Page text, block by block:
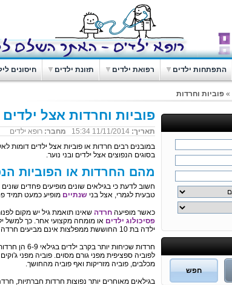
התפתחות ילדים רפואת ילדים תזונת ילדים חיסונים
» פוביות וחרדות
פוביות וחרדות אצל
תאריך: מחבר: רופא ילדים
במובנים רבים חרדות או פוביות אצל ילדים דומות
בסוגים הנפוצים אצל ילדים ובני נוער.
מהם החרדות או הפוביות
חשוב לדעת כי בגילאים שונים מופיעים פחדים
טבעית לגמרי, אצל בני שנתיים מופיע כמעט תמיד
כאשר מופיעה חרדה שאינו תואמת גיל יש מקום
פסיכולוג ילדים
ילדה בת 10 החוששת ממפלצות אינם מביעים חרדה טבעית לגילם.
חרדות שכיחות
לפוביה ספציפית מפני גורם מסוים. פוביה מפני
מכלבים, פוביה מזריקות ואף פוביה מהחושך.